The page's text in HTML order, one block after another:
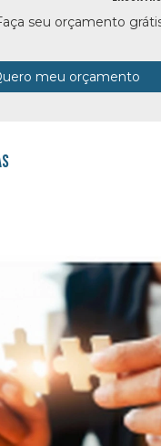
seu orçamento
meu orçamento